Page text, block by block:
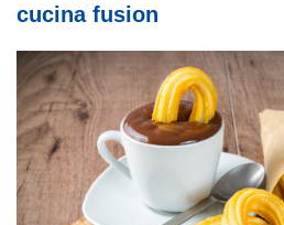
cucina fusion